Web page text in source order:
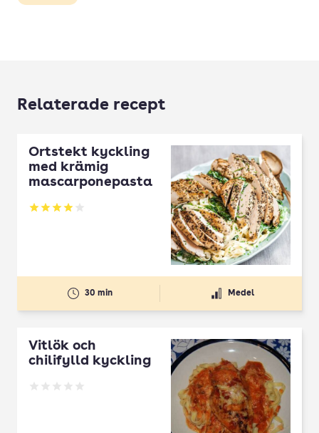
Relaterade recept
Örtstekt kyckling
med krämig
mascarponepasta
Betyg: 3.96 av 5
30 min Medel
Vitlök och
chilifylld kyckling
Betyg: 0 av 5